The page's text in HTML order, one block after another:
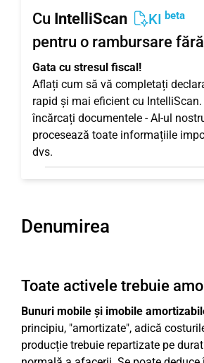
Cu IntelliScan KI beta
pentru o rambursare
Gata cu stresul fiscal!
Aflați cum să vă completați
rapid și mai eficient cu
încărcați documentele - AI-ul
procesează toate informațiile
dvs.
Denumirea
Toate activele trebuie
Bunuri mobile și imobile
principiu, "amortizate", adică
producție trebuie repartizate pe